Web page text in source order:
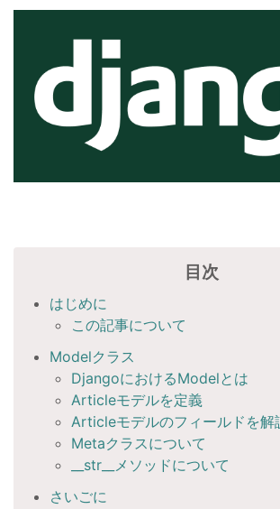
目次
はじめに
この記事について
Modelクラス
DjangoにおけるModelとは
Articleモデルを定義
Articleモデルのフィールドを解
Metaクラスについて
__str__メソッドについて
さいごに